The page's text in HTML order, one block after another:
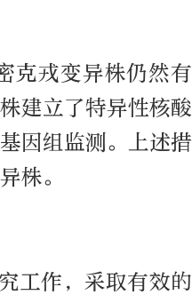
克戎变异株仍然有
建立了特异性核酸
因组监测。上述措
株。
工作，采取有效的